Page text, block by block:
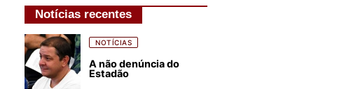
Notícias recentes
NOTÍCIAS
A não denúncia do
Estadão